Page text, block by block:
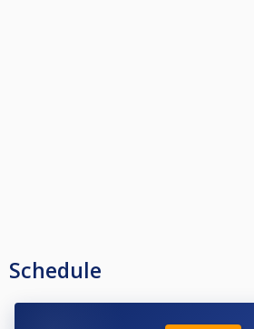
Schedule